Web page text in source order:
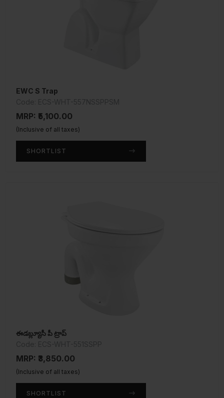
EWC S Trap
MRP: ₹5,100.00
(Inclusive of all taxes)
SHORTLIST
ఈడబ్ల్యూసీ పీ ట్రాప్
MRP: ₹3,850.00
(Inclusive of all taxes)
SHORTLIST